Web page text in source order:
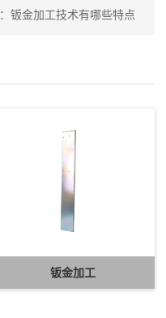
钣金加工技术有哪些特点
钣金加工